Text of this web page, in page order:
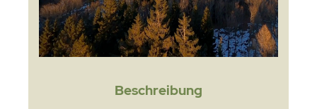
Beschreibung